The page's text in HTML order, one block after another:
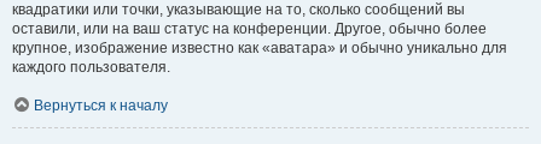
квадратики или точки, указывающие на то, сколько сообщений вы
оставили, или на ваш статус на конференции. Другое, обычно более
крупное, изображение известно как «аватара» и обычно уникально для
каждого пользователя.
Вернуться к началу